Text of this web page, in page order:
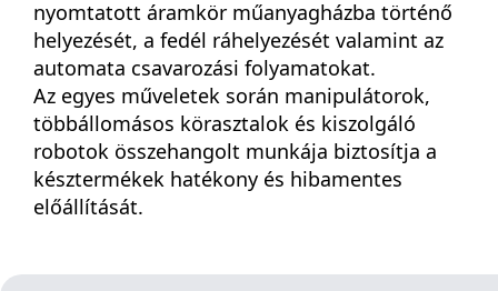
nyomtatott áramkör műanyagházba történő
helyezését, a fedél ráhelyezését valamint az
automata csavarozási folyamatokat.
Az egyes műveletek során manipulátorok,
többállomásos körasztalok és kiszolgáló
robotok összehangolt munkája biztosítja a
késztermékek hatékony és hibamentes
előállítását.